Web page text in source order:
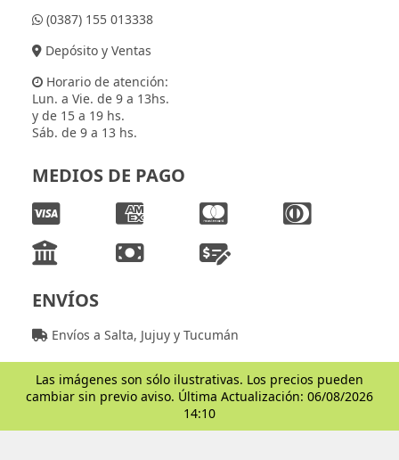
(0387) 155 013338
Depósito y Ventas
Horario de atención:
Lun. a Vie. de 9 a 13hs.
y de 15 a 19 hs.
Sáb. de 9 a 13 hs.
MEDIOS DE PAGO
ENVÍOS
Envíos a Salta, Jujuy y Tucumán
Las imágenes son sólo ilustrativas. Los precios pueden
cambiar sin previo aviso. Última Actualización: 06/08/2026
14:10